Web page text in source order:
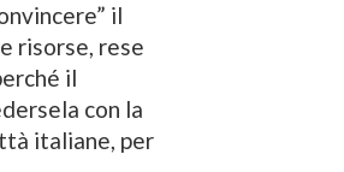
il
risorse, rese
il
con la
italiane, per